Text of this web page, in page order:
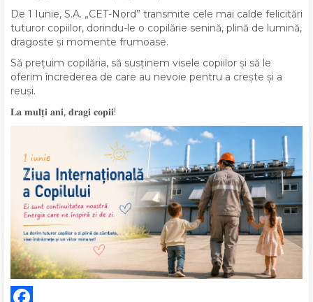
De 1 Iunie, S.A. „CET-Nord” transmite cele mai calde felicitări
tuturor copiilor, dorindu-le o copilărie senină, plină de lumină,
dragoste și momente frumoase.
Să prețuim copilăria, să susținem visele copiilor și să le
oferim încrederea de care au nevoie pentru a crește și a
reuși.
𝐋𝐚 𝐦𝐮𝐥𝐭̦𝐢 𝐚𝐧𝐢, 𝐝𝐫𝐚𝐠𝐢 𝐜𝐨𝐩𝐢𝐢!